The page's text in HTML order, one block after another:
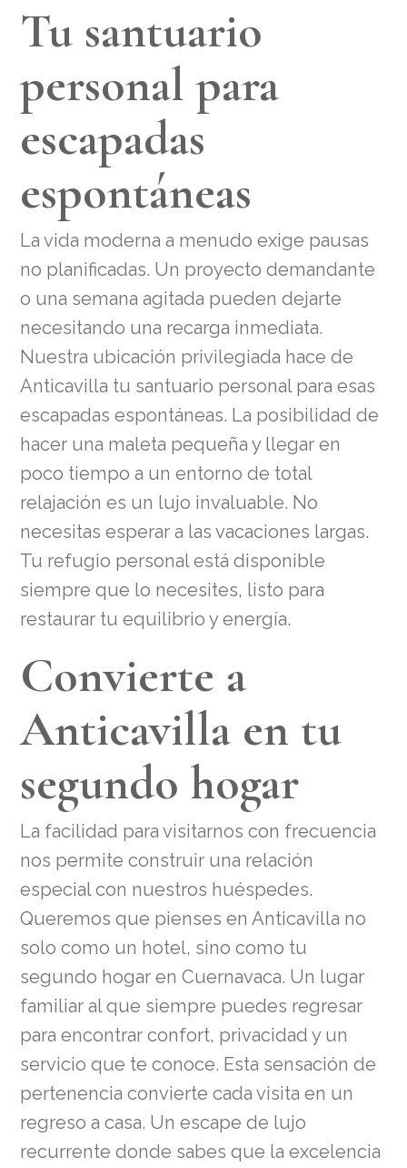
Tu santuario
personal para
escapadas
espontáneas
La vida moderna a menudo exige pausas
no planificadas. Un proyecto demandante
o una semana agitada pueden dejarte
necesitando una recarga inmediata.
Nuestra ubicación privilegiada hace de
Anticavilla tu santuario personal para esas
escapadas espontáneas. La posibilidad de
hacer una maleta pequeña y llegar en
poco tiempo a un entorno de total
relajación es un lujo invaluable. No
necesitas esperar a las vacaciones largas.
Tu refugio personal está disponible
siempre que lo necesites, listo para
restaurar tu equilibrio y energía.
Convierte a
Anticavilla en tu
segundo hogar
La facilidad para visitarnos con frecuencia
nos permite construir una relación
especial con nuestros huéspedes.
Queremos que pienses en Anticavilla no
solo como un hotel, sino como tu
segundo hogar en Cuernavaca. Un lugar
familiar al que siempre puedes regresar
para encontrar confort, privacidad y un
servicio que te conoce. Esta sensación de
pertenencia convierte cada visita en un
regreso a casa. Un escape de lujo
recurrente donde sabes que la excelencia